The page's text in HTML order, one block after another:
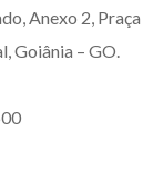
Anexo 2, Praça
Goiânia – GO.